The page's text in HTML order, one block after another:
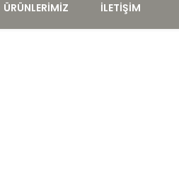
ÜRÜNLERIMIZ İLETIŞIM